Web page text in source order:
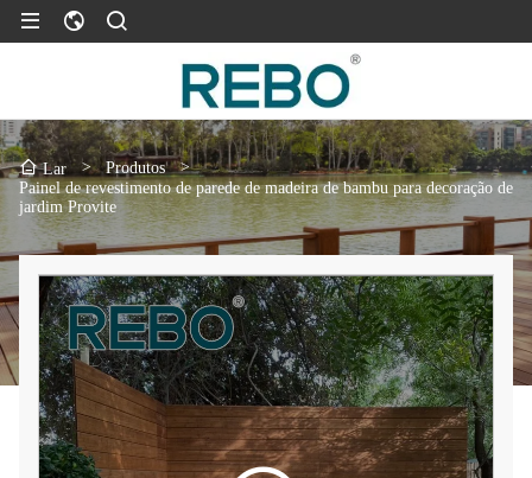
Lar > Produtos
>
Painel de revestimento de parede de madeira de bambu para decoração de
jardim Provite